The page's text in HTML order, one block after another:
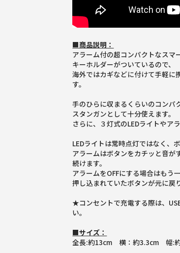
■商品説明：
アラーム付の超コンパクトなスマ
キーホルダーがついているので、
海外ではカギなどに付けて手軽に
す。
手のひらに収まるくらいのコンパ
スタンガンとして十分使えます。
さらに、３灯式のLEDライトやア
LEDライトは常時点灯ではなく、
アラームはボタンをカチッと音が
続けます。
アラームをOFFにする場合はもう
押し込まれていたボタンが元に戻
★コンセントで充電する際は、
い。
■サイズ：
全長:約13cm 横：約3.3cm 幅: